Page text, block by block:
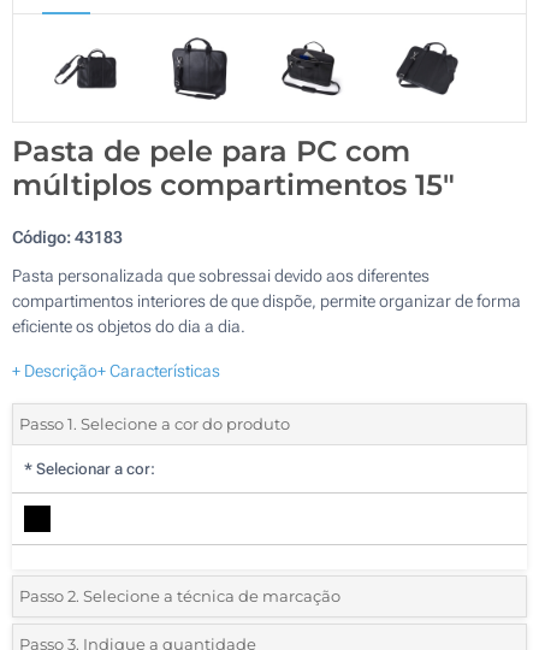
Pasta de pele para PC com
múltiplos compartimentos 15″
Código:43183
Pasta personalizada que sobressai devido aos diferentes
compartimentos interiores de que dispõe, permite organizar de forma
eficiente os objetos do dia a dia.
+ Descrição+ Características
Passo 1. Selecione a cor do produto
* Selecionar a cor:
Passo 2. Selecione a técnica de marcação
*Selecione o tipo de marcação e as cores do logotipo:
Passo 3. Indique a quantidade